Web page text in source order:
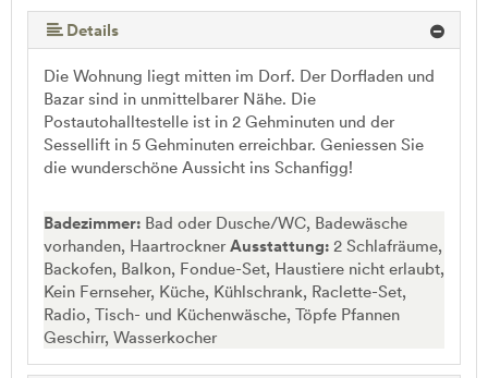
Details
Die Wohnung liegt mitten im Dorf. Der Dorfladen und
Bazar sind in unmittelbarer Nähe. Die
Postautohalltestelle ist in 2 Gehminuten und der
Sessellift in 5 Gehminuten erreichbar. Geniessen Sie
die wunderschöne Aussicht ins Schanfigg!
Badezimmer: Bad oder Dusche/WC, Badewäsche
vorhanden, Haartrockner Ausstattung: 2 Schlafräume,
Backofen, Balkon, Fondue-Set, Haustiere nicht erlaubt,
Kein Fernseher, Küche, Kühlschrank, Raclette-Set,
Radio, Tisch- und Küchenwäsche, Töpfe Pfannen
Geschirr, Wasserkocher